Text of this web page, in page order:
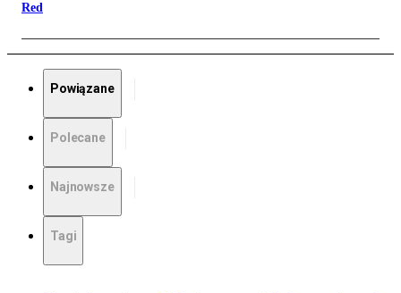
Red
Powiązane
Polecane
Najnowsze
Tagi